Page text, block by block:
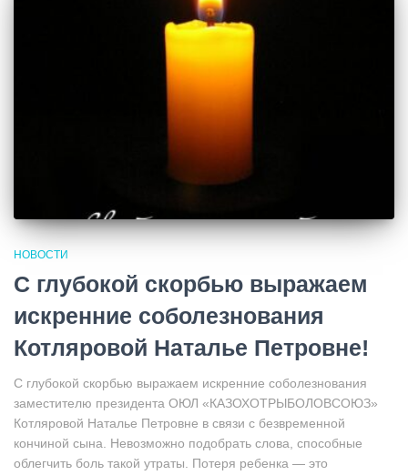
НОВОСТИ
С глубокой скорбью выражаем
искренние соболезнования
Котляровой Наталье Петровне!
С глубокой скорбью выражаем искренние соболезнования
заместителю президента ОЮЛ «КАЗОХОТРЫБОЛОВСОЮЗ»
Котляровой Наталье Петровне в связи с безвременной
кончиной сына. Невозможно подобрать слова, способные
облегчить боль такой утраты. Потеря ребенка — это